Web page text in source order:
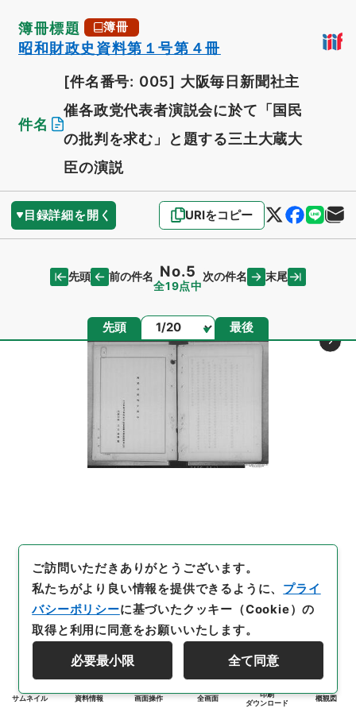
簿冊標題 簿冊
昭和財政史資料第１号第４冊
件名
[件名番号: 005] 大阪毎日新聞社主
催各政党代表者演説会に於て「国民
の批判を求む」と題する三土大蔵大
臣の演説
目録詳細を開く URIをコピー
先頭 前の件名 No.5
全19点中
次の件名 末尾
先頭 ページ 最後
サムネイル 資料情報 画面操作 全画面
印刷
ダウンロード
概観図
ご訪問いただきありがとうございます。
私たちがより良い情報を提供できるように、 プライ
バシーポリシーに基づいたクッキー（Cookie）の
取得と利用に同意をお願いいたします。
必要最小限 全て同意